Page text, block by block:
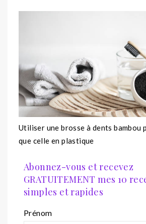
Utiliser une brosse à dents bambou
que celle en plastique
Abonnez-vous et recevez
GRATUITEMENT mes 10
simples et rapides
Prénom